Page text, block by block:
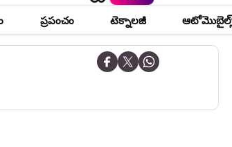
ప్రపంచం టెక్నాలజీ